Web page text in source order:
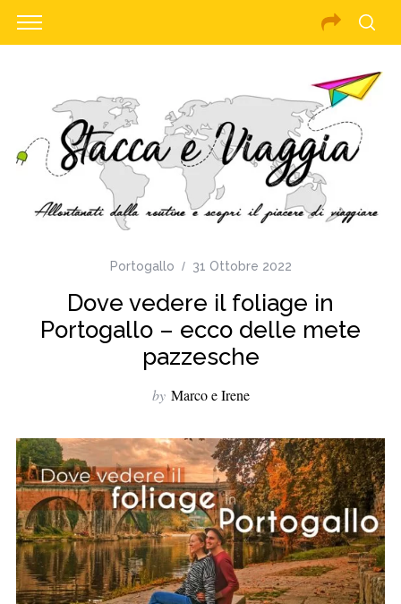
Portogallo 31 Ottobre 2022
Dove vedere il foliage in
Portogallo – ecco delle mete
pazzesche
by Marco e Irene